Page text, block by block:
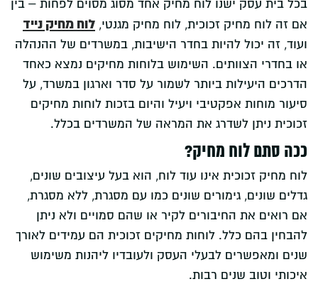
בכל בית עסק ישנו לוח מחיק אחד מסוג מסוים לפחות – בין
אם זה לוח מחיק זכוכית, לוח מחיק מגנטי, לוח מחיק נייד
ועוד, זה יכול להיות בחדר הישיבות, במשרדים של ההנהלה
או בחדרי הצוותים. השימוש בלוחות מחיקים נמצא כאחד
הדרכים היעילות ביותר לשמור על סדר וארגון במשרד, על
סיעור מוחות אפקטיבי ויעיל והיום בזכות לוחות מחיקים
זכוכית ניתן לשדרג את המראה של המשרדים בכלל.
ככה סתם לוח מחיק?
לוח מחיק זכוכית אינו עוד לוח, הוא בעל עיצובים שונים,
גדלים שונים, גימורים שונים כמו עם מסגרת, ללא מסגרת,
אם רואים את החיבורים לקיר או שהם סמויים ולא ניתן
להבחין בהם כלל. לוחות מחיקים זכוכית הם עמידים לאורך
שנים ומאפשרים לבעלי העסק ולעובדיו ליהנות משימוש
איכותי וטוב שנים רבות.